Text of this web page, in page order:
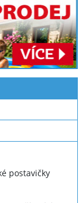
postavičky